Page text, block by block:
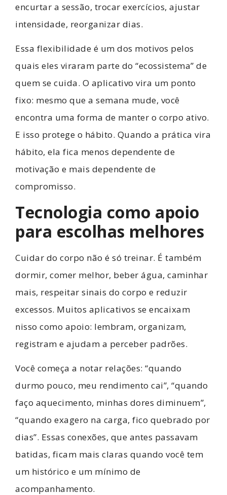
encurtar a sessão, trocar exercícios, ajustar
intensidade, reorganizar dias.
Essa flexibilidade é um dos motivos pelos
quais eles viraram parte do “ecossistema” de
quem se cuida. O aplicativo vira um ponto
fixo: mesmo que a semana mude, você
encontra uma forma de manter o corpo ativo.
E isso protege o hábito. Quando a prática vira
hábito, ela fica menos dependente de
motivação e mais dependente de
compromisso.
Tecnologia como apoio
para escolhas melhores
Cuidar do corpo não é só treinar. É também
dormir, comer melhor, beber água, caminhar
mais, respeitar sinais do corpo e reduzir
excessos. Muitos aplicativos se encaixam
nisso como apoio: lembram, organizam,
registram e ajudam a perceber padrões.
Você começa a notar relações: “quando
durmo pouco, meu rendimento cai”, “quando
faço aquecimento, minhas dores diminuem”,
“quando exagero na carga, fico quebrado por
dias”. Essas conexões, que antes passavam
batidas, ficam mais claras quando você tem
um histórico e um mínimo de
acompanhamento.